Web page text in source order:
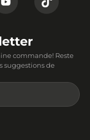
commande! Reste
suggestions de